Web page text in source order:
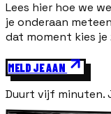
Lees hier hoe we
je onderaan
dat moment kies
MELD JE AAN
Duurt vijf minuten.